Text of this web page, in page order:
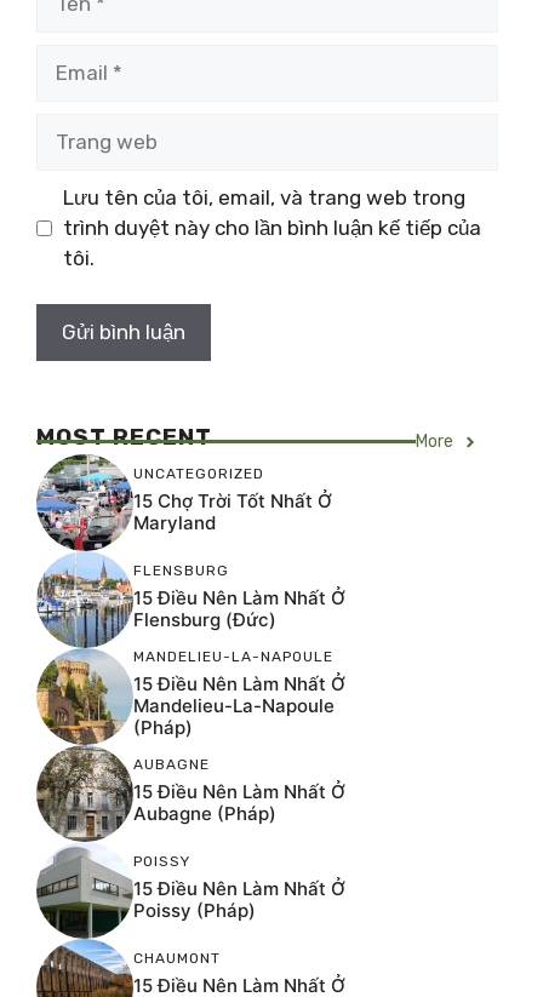
web
Lưu tên của tôi, email, và trang web trong
trình duyệt này cho lần bình luận kế tiếp của
tôi.
MOST RECENT More
UNCATEGORIZED
15 Chợ Trời Tốt Nhất Ở
Maryland
FLENSBURG
15 Điều Nên Làm Nhất Ở
Flensburg (Đức)
MANDELIEU-LA-NAPOULE
15 Điều Nên Làm Nhất Ở
Mandelieu-La-Napoule
(Pháp)
AUBAGNE
15 Điều Nên Làm Nhất Ở
Aubagne (Pháp)
POISSY
15 Điều Nên Làm Nhất Ở
Poissy (Pháp)
CHAUMONT
15 Điều Nên Làm Nhất Ở